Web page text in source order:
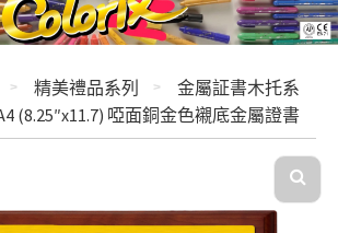
精美禮品系列
金屬証書木托系
(8.25″x11.7) 啞面銅金色襯底金屬證書